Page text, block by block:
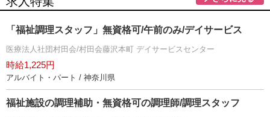
「福祉調理スタッフ」無資格可/午前のみ/デイサービス
医療法人社団村田会/村田会藤沢本町 デイサービスセンター
時給1,225円
アルバイト・パート / 神奈川県
福祉施設の調理補助・無資格可の調理師/調理スタッフ